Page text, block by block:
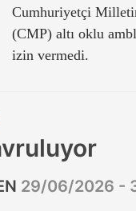
Cumhuriyetçi
(CMP) altı oklu
izin vermedi.
29/06/2026 -